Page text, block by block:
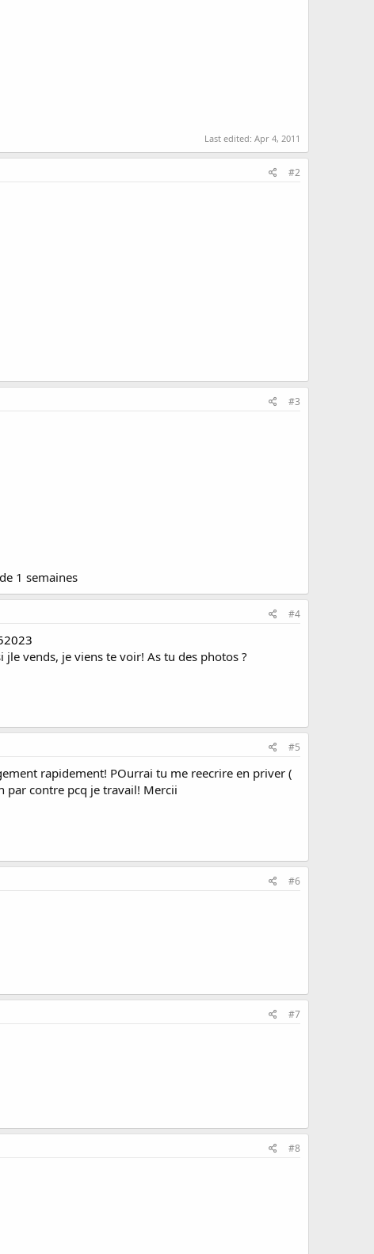
Last edited: Apr 4, 2011
#2
#3
1 semaines
#4
vends, je viens te voir! As tu des photos ?
#5
rapidement! POurrai tu me reecrire en priver (
par contre pcq je travail! Mercii
#6
#7
#8